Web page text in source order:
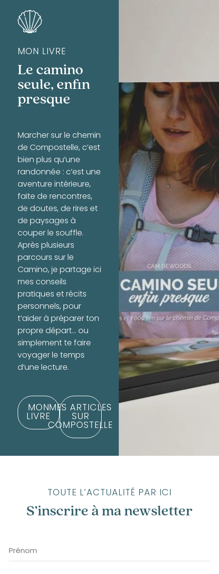
MON LIVRE
Le camino
seule, enfin
presque
Marcher sur le chemin
de Compostelle, c’est
bien plus qu’une
randonnée : c’est une
aventure intérieure,
faite de rencontres,
de doutes, de rires et
de paysages à
couper le souffle.
Après plusieurs
parcours sur le
Camino, je partage ici
mes conseils
pratiques et récits
personnels, pour
t’aider à préparer ton
propre départ… ou
simplement te faire
voyager le temps
d’une lecture.
MON
LIVRE
MES ARTICLES
SUR
COMPOSTELLE
TOUTE L’ACTUALITÉ PAR ICI
S’inscrire à ma newsletter